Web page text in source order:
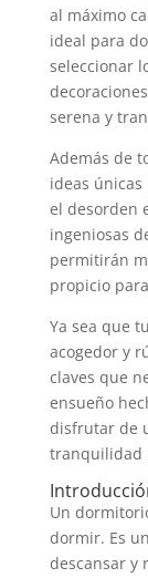
al máximo
ideal para
seleccionar
serena y
Además de
ideas
el desorden
ingeniosas
permitirán
propicio
Ya sea que
acogedor y
claves que
ensueño
disfrutar de
tranquilidad
Un
dormir. Es
descansar y